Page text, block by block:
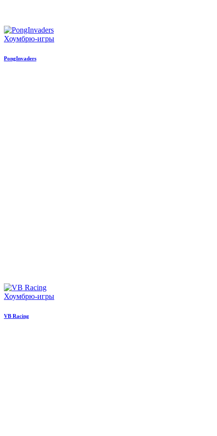
Хоумбрю-игры
PongInvaders
Хоумбрю-игры
VB Racing